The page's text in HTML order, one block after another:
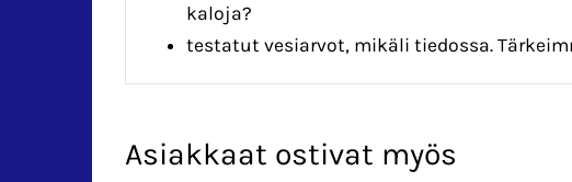
kaloja?
testatut vesiarvot, mikäli tiedossa.
Asiakkaat ostivat myös